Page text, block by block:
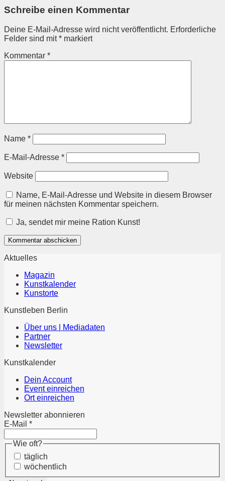
Schreibe einen Kommentar
Deine E-Mail-Adresse wird nicht veröffentlicht. Erforderliche
Felder sind mit* markiert
Kommentar *
Name *
E-Mail-Adresse *
Website
Name, E-Mail-Adresse und Website in diesem Browser
für meinen nächsten Kommentar speichern.
Ja, sendet mir meine Ration Kunst!
Aktuelles
Magazin
Kunstkalender
Kunstorte
Kunstleben Berlin
Über uns | Mediadaten
Partner
Newsletter
Kunstkalender
Dein Account
Event einreichen
Ort einreichen
Newsletter abonnieren
E-Mail *
Wie oft?
täglich
wöchentlich